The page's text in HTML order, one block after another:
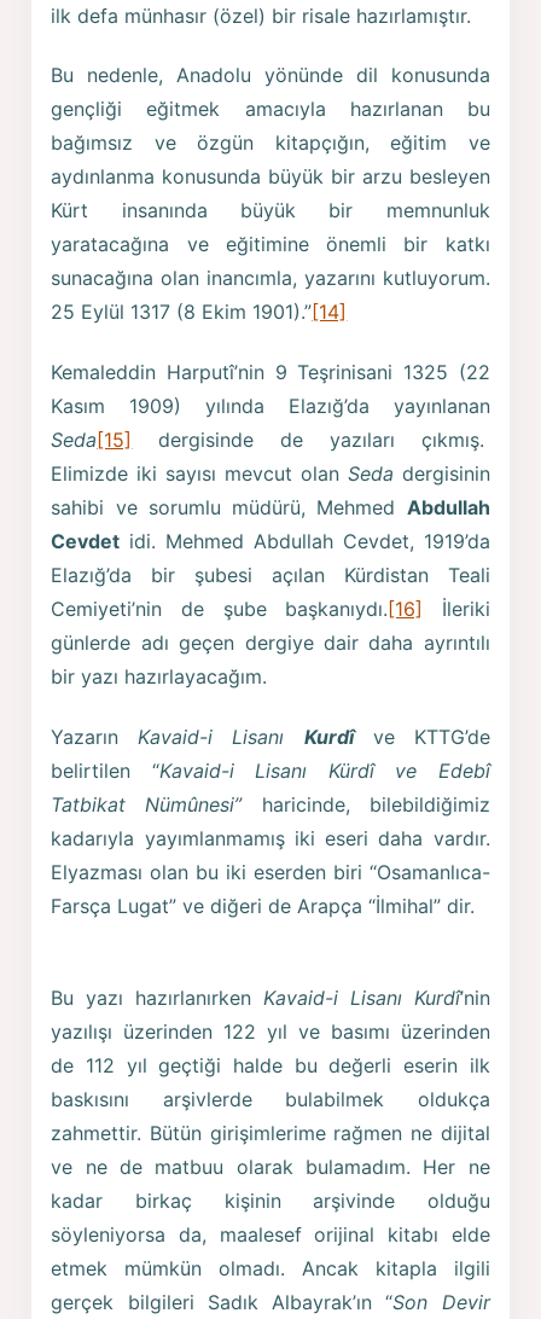
ilk defa münhasır (özel) bir risale hazırlamıştır.
Bu nedenle, Anadolu yönünde dil konusunda
gençliği eğitmek amacıyla hazırlanan bu
bağımsız ve özgün kitapçığın, eğitim ve
aydınlanma konusunda büyük bir arzu besleyen
Kürt insanında büyük bir memnunluk
yaratacağına ve eğitimine önemli bir katkı
sunacağına olan inancımla, yazarını kutluyorum.
25 Eylül 1317 (8 Ekim 1901).”[14]
Kemaleddin Harputî’nin 9 Teşrinisani 1325 (22
Kasım 1909) yılında Elazığ’da yayınlanan
Seda[15]
dergisinde de yazıları çıkmış.
Elimizde iki sayısı mevcut olan Seda dergisinin
sahibi ve sorumlu müdürü, Mehmed Abdullah
Cevdet idi. Mehmed Abdullah Cevdet, 1919’da
Elazığ’da bir şubesi açılan Kürdistan Teali
Cemiyeti’nin de şube başkanıydı.[16]
İleriki
günlerde adı geçen dergiye dair daha ayrıntılı
bir yazı hazırlayacağım.
Yazarın Kavaid-i Lisanı Kurdîve KTTG’de
belirtilen “Kavaid-i Lisanı Kürdî ve Edebî
Tatbikat Nümûnesi” haricinde, bilebildiğimiz
kadarıyla yayımlanmamış iki eseri daha vardır.
Elyazması olan bu iki eserden biri “Osamanlıca-
Farsça Lugat” ve diğeri de Arapça “İlmihal” dir.
Bu yazı hazırlanırken Kavaid-i Lisanı Kurdî’nin
yazılışı üzerinden 122 yıl ve basımı üzerinden
de 112 yıl geçtiği halde bu değerli eserin ilk
baskısını arşivlerde bulabilmek oldukça
zahmettir. Bütün girişimlerime rağmen ne dijital
ve ne de matbuu olarak bulamadım. Her ne
kadar birkaç kişinin arşivinde olduğu
söyleniyorsa da, maalesef orijinal kitabı elde
etmek mümkün olmadı. Ancak kitapla ilgili
gerçek bilgileri Sadık Albayrak’ın “Son Devir